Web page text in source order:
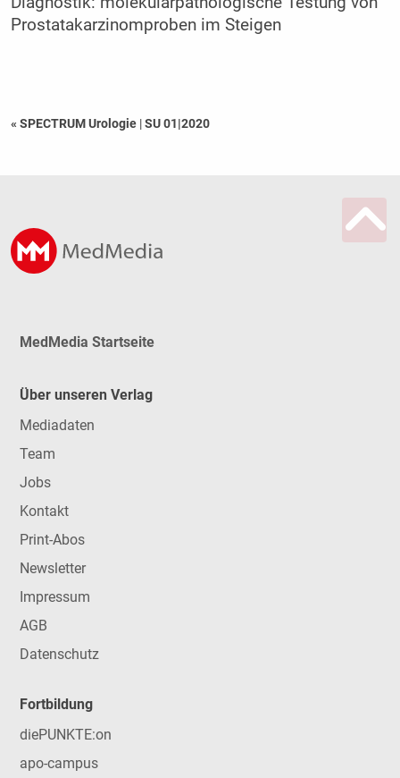
Prostatakarzinomproben im Steigen
« SPECTRUM Urologie |SU 01|2020
MedMedia Startseite
Über unseren Verlag
Mediadaten
Team
Jobs
Kontakt
Print-Abos
Newsletter
Impressum
AGB
Datenschutz
Fortbildung
diePUNKTE:on
apo-campus